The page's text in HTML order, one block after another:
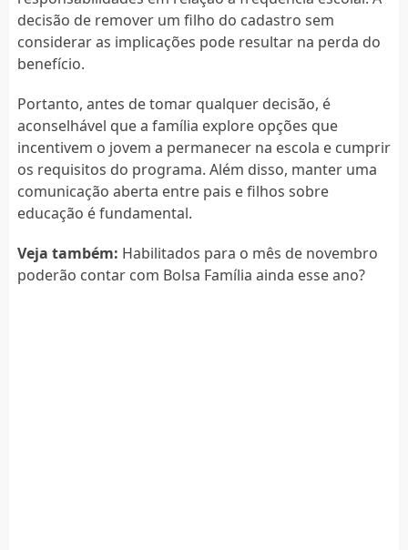
decisão de remover um filho do cadastro sem
considerar as implicações pode resultar na perda do
benefício.
Portanto, antes de tomar qualquer decisão, é
aconselhável que a família explore opções que
incentivem o jovem a permanecer na escola e cumprir
os requisitos do programa. Além disso, manter uma
comunicação aberta entre pais e filhos sobre
educação é fundamental.
Veja também: Habilitados para o mês de novembro
poderão contar com Bolsa Família ainda esse ano?